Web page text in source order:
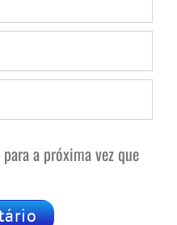
a próxima vez que